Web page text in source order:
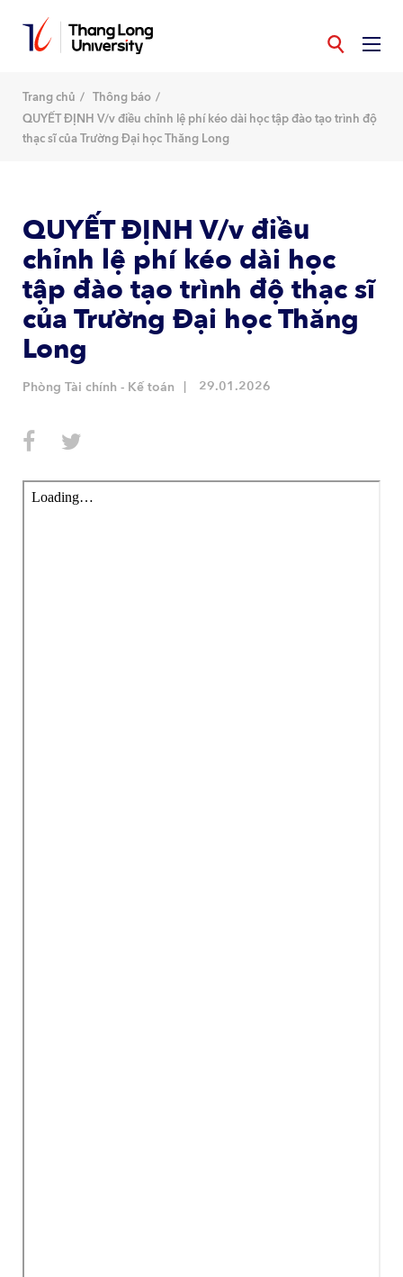
dungTrang chủ
Thông báo
QUYẾT ĐỊNH V/v điều chỉnh lệ phí kéo dài học tập đào tạo trình độ
thạc sĩ của Trường Đại học Thăng Long
QUYẾT ĐỊNH V/v điều
chỉnh lệ phí kéo dài học
tập đào tạo trình độ thạc sĩ
của Trường Đại học Thăng
Long
Phòng Tài chính - Kế toán 29.01.2026